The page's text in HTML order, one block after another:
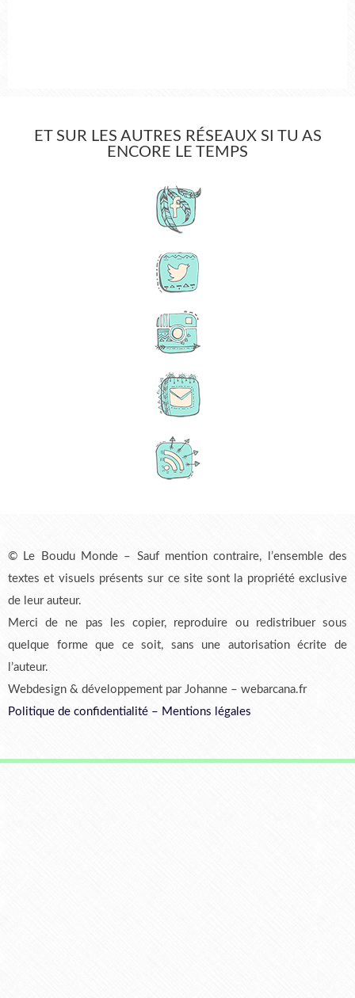
ET SUR LES AUTRES RÉSEAUX SI TU AS
ENCORE LE TEMPS
© Le Boudu Monde – Sauf mention contraire, l’ensemble des
textes et visuels présents sur ce site sont la propriété exclusive
de leur auteur.
Merci de ne pas les copier, reproduire ou redistribuer sous
quelque forme que ce soit, sans une autorisation écrite de
l’auteur.
Webdesign & développement par Johanne – webarcana.fr
Politique de confidentialité – Mentions légales